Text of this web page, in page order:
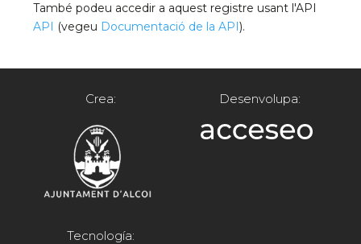
També podeu accedir a aquest registre usant l'API
API (vegeu Documentació de la API).
Crea: Desenvolupa:
Tecnología: